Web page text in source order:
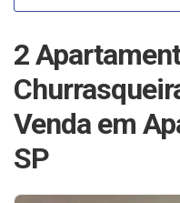
2
Venda em
SP